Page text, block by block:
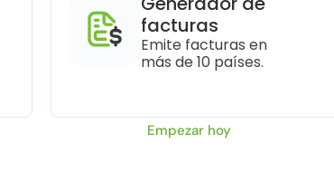
facturas
Emite facturas en
más de 10 países.
Empezar hoy